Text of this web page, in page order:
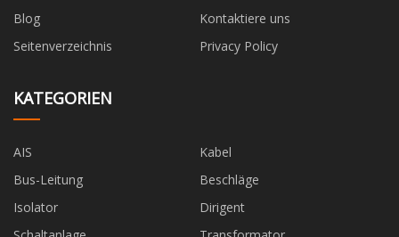
Blog
Kontaktiere uns
Seitenverzeichnis
Privacy Policy
KATEGORIEN
AIS
Kabel
Bus-Leitung
Beschläge
Isolator
Dirigent